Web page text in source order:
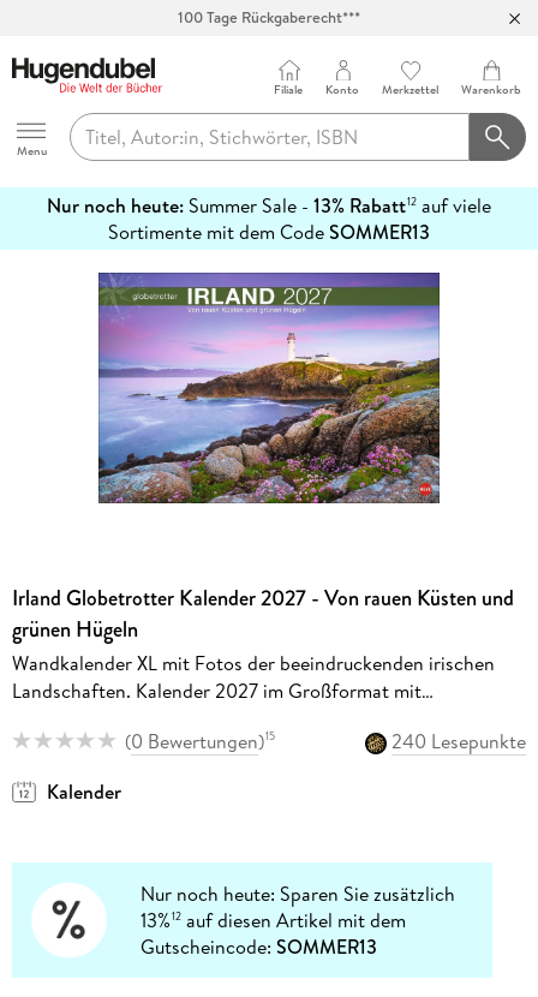
Abholung in über 100 Filialen
Hugendubel
Menu
Filiale Konto Merkzettel Warenkorb
Nur noch heute: Summer Sale - 13% Rabatt12 auf viele
Sortimente mit dem CodeSOMMER13
erfahren
Irland Globetrotter Kalender 2027 - Von rauen Küsten und
grünen Hügeln
Wandkalender XL mit Fotos der beeindruckenden irischen
Landschaften. Kalender 2027 im Großformat mit
(0 Bewertungen)15
240 Lesepunkte
Kalender
Nur noch heute: Sparen Sie zusätzlich
13%12 auf diesen Artikel mit dem
Gutscheincode:SOMMER13